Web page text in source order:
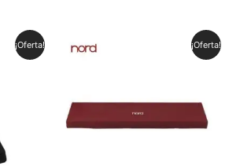
¡Oferta! ¡Oferta!
precio